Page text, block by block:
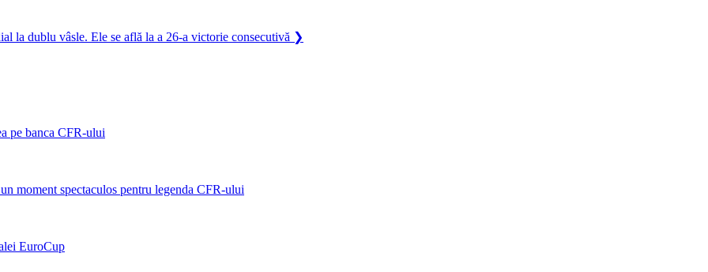
la dublu vâsle. Ele se află la a 26-a victorie consecutivă ❯
pe banca CFR-ului
moment spectaculos pentru legenda CFR-ului
EuroCup